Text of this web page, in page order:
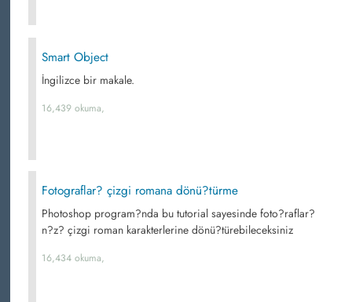
Smart Object
İngilizce bir makale.
16,439 okuma,
Fotograflar? çizgi romana dönü?türme
Photoshop program?nda bu tutorial sayesinde foto?raflar?
n?z? çizgi roman karakterlerine dönü?türebileceksiniz
16,434 okuma,